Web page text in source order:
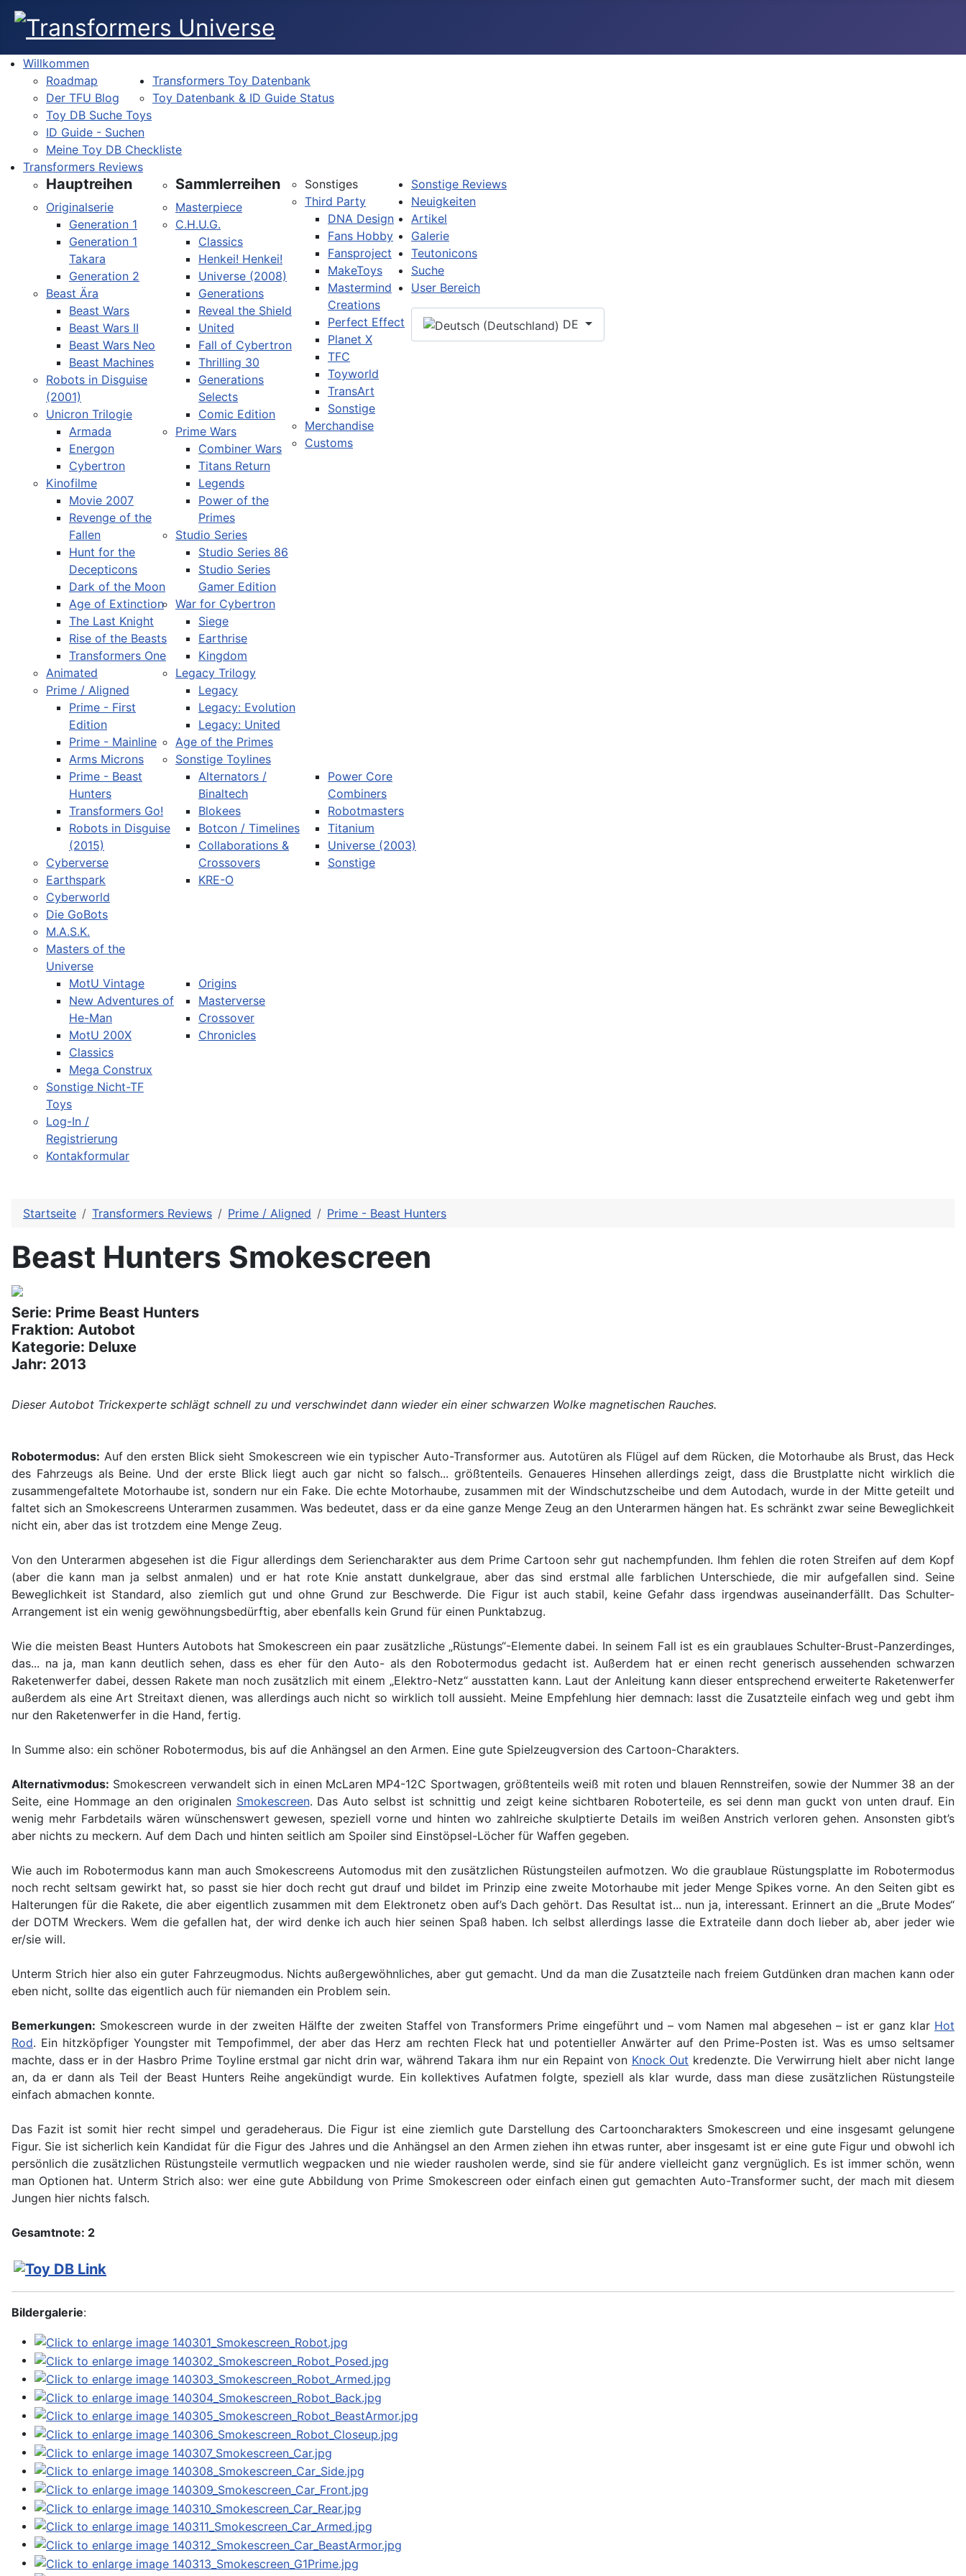
Willkommen
Roadmap
Der TFU Blog
Transformers Toy Datenbank
Toy Datenbank & ID Guide Status
Toy DB Suche Toys
ID Guide - Suchen
Meine Toy DB Checkliste
Transformers Reviews
Hauptreihen
Originalserie
Generation 1
Generation 1
Takara
Generation 2
Beast Ära
Beast Wars
Beast Wars II
Beast Wars Neo
Beast Machines
Robots in Disguise
(2001)
Unicron Trilogie
Armada
Energon
Cybertron
Kinofilme
Movie 2007
Revenge of the
Fallen
Hunt for the
Decepticons
Dark of the Moon
Age of Extinction
The Last Knight
Rise of the Beasts
Transformers One
Animated
Prime / Aligned
Prime - First
Edition
Prime - Mainline
Arms Microns
Prime - Beast
Hunters
Transformers Go!
Robots in Disguise
(2015)
Cyberverse
Earthspark
Cyberworld
Sammlerreihen
Masterpiece
C.H.U.G.
Classics
Henkei! Henkei!
Universe (2008)
Generations
Reveal the Shield
United
Fall of Cybertron
Thrilling 30
Generations
Selects
Comic Edition
Prime Wars
Combiner Wars
Titans Return
Legends
Power of the
Primes
Studio Series
Studio Series 86
Studio Series
Gamer Edition
War for Cybertron
Siege
Earthrise
Kingdom
Legacy Trilogy
Legacy
Legacy: Evolution
Legacy: United
Age of the Primes
Sonstige Toylines
Alternators /
Binaltech
Blokees
Botcon / Timelines
Collaborations &
Crossovers
KRE-O
Power Core
Combiners
Robotmasters
Titanium
Universe (2003)
Sonstige
Sonstiges
Third Party
DNA Design
Fans Hobby
Fansproject
MakeToys
Mastermind
Creations
Perfect Effect
Planet X
TFC
Toyworld
TransArt
Sonstige
Merchandise
Customs
Sonstige Reviews
Die GoBots
M.A.S.K.
Masters of the
Universe
MotU Vintage
New Adventures of
He-Man
MotU 200X
Classics
Mega Construx
Origins
Masterverse
Crossover
Chronicles
Sonstige Nicht-TF
Toys
Neuigkeiten
Artikel
Galerie
Teutonicons
Suche
User Bereich
Log-In /
Registrierung
Kontakformular
Sprache auswählen
DE
Startseite Transformers Reviews Prime / Aligned Prime - Beast Hunters
Beast Hunters Smokescreen
Serie: Prime Beast Hunters
Fraktion: Autobot
Kategorie: Deluxe
Jahr: 2013
Dieser Autobot Trickexperte schlägt schnell zu und verschwindet dann wieder ein einer schwarzen Wolke magnetischen Rauches.
Robotermodus: Auf den ersten Blick sieht Smokescreen wie ein typischer Auto-Transformer aus. Autotüren als Flügel auf dem Rücken, die Motorhaube als Brust, das Heck
des Fahrzeugs als Beine. Und der erste Blick liegt auch gar nicht so falsch... größtenteils. Genaueres Hinsehen allerdings zeigt, dass die Brustplatte nicht wirklich die
zusammengefaltete Motorhaube ist, sondern nur ein Fake. Die echte Motorhaube, zusammen mit der Windschutzscheibe und dem Autodach, wurde in der Mitte geteilt und
faltet sich an Smokescreens Unterarmen zusammen. Was bedeutet, dass er da eine ganze Menge Zeug an den Unterarmen hängen hat. Es schränkt zwar seine Beweglichkeit
nicht ein, aber das ist trotzdem eine Menge Zeug.
Von den Unterarmen abgesehen ist die Figur allerdings dem Seriencharakter aus dem Prime Cartoon sehr gut nachempfunden. Ihm fehlen die roten Streifen auf dem Kopf
(aber die kann man ja selbst anmalen) und er hat rote Knie anstatt dunkelgraue, aber das sind erstmal alle farblichen Unterschiede, die mir aufgefallen sind. Seine
Beweglichkeit ist Standard, also ziemlich gut und ohne Grund zur Beschwerde. Die Figur ist auch stabil, keine Gefahr dass irgendwas auseinanderfällt. Das Schulter-
Arrangement ist ein wenig gewöhnungsbedürftig, aber ebenfalls kein Grund für einen Punktabzug.
Wie die meisten Beast Hunters Autobots hat Smokescreen ein paar zusätzliche „Rüstungs“-Elemente dabei. In seinem Fall ist es ein graublaues Schulter-Brust-Panzerdinges,
das... na ja, man kann deutlich sehen, dass es eher für den Auto- als den Robotermodus gedacht ist. Außerdem hat er einen recht generisch aussehenden schwarzen
Raketenwerfer dabei, dessen Rakete man noch zusätzlich mit einem „Elektro-Netz“ ausstatten kann. Laut der Anleitung kann dieser entsprechend erweiterte Raketenwerfer
außerdem als eine Art Streitaxt dienen, was allerdings auch nicht so wirklich toll aussieht. Meine Empfehlung hier demnach: lasst die Zusatzteile einfach weg und gebt ihm
nur den Raketenwerfer in die Hand, fertig.
In Summe also: ein schöner Robotermodus, bis auf die Anhängsel an den Armen. Eine gute Spielzeugversion des Cartoon-Charakters.
Alternativmodus: Smokescreen verwandelt sich in einen McLaren MP4-12C Sportwagen, größtenteils weiß mit roten und blauen Rennstreifen, sowie der Nummer 38 an der
Seite, eine Hommage an den originalen Smokescreen. Das Auto selbst ist schnittig und zeigt keine sichtbaren Roboterteile, es sei denn man guckt von unten drauf. Ein
wenig mehr Farbdetails wären wünschenswert gewesen, speziell vorne und hinten wo zahlreiche skulptierte Details im weißen Anstrich verloren gehen. Ansonsten gibt’s
aber nichts zu meckern. Auf dem Dach und hinten seitlich am Spoiler sind Einstöpsel-Löcher für Waffen gegeben.
Wie auch im Robotermodus kann man auch Smokescreens Automodus mit den zusätzlichen Rüstungsteilen aufmotzen. Wo die graublaue Rüstungsplatte im Robotermodus
noch recht seltsam gewirkt hat, so passt sie hier doch recht gut drauf und bildet im Prinzip eine zweite Motorhaube mit jeder Menge Spikes vorne. An den Seiten gibt es
Halterungen für die Rakete, die aber eigentlich zusammen mit dem Elektronetz oben auf’s Dach gehört. Das Resultat ist... nun ja, interessant. Erinnert an die „Brute Modes“
der DOTM Wreckers. Wem die gefallen hat, der wird denke ich auch hier seinen Spaß haben. Ich selbst allerdings lasse die Extrateile dann doch lieber ab, aber jeder wie
er/sie will.
Unterm Strich hier also ein guter Fahrzeugmodus. Nichts außergewöhnliches, aber gut gemacht. Und da man die Zusatzteile nach freiem Gutdünken dran machen kann oder
eben nicht, sollte das eigentlich auch für niemanden ein Problem sein.
Bemerkungen: Smokescreen wurde in der zweiten Hälfte der zweiten Staffel von Transformers Prime eingeführt und – vom Namen mal abgesehen – ist er ganz klar Hot
Rod. Ein hitzköpfiger Youngster mit Tempofimmel, der aber das Herz am rechten Fleck hat und potentieller Anwärter auf den Prime-Posten ist. Was es umso seltsamer
machte, dass er in der Hasbro Prime Toyline erstmal gar nicht drin war, während Takara ihm nur ein Repaint von Knock Out kredenzte. Die Verwirrung hielt aber nicht lange
an, da er dann als Teil der Beast Hunters Reihe angekündigt wurde. Ein kollektives Aufatmen folgte, speziell als klar wurde, dass man diese zusätzlichen Rüstungsteile
einfach abmachen konnte.
Das Fazit ist somit hier recht simpel und geradeheraus. Die Figur ist eine ziemlich gute Darstellung des Cartooncharakters Smokescreen und eine insgesamt gelungene
Figur. Sie ist sicherlich kein Kandidat für die Figur des Jahres und die Anhängsel an den Armen ziehen ihn etwas runter, aber insgesamt ist er eine gute Figur und obwohl ich
persönlich die zusätzlichen Rüstungsteile vermutlich wegpacken und nie wieder rausholen werde, sind sie für andere vielleicht ganz vergnüglich. Es ist immer schön, wenn
man Optionen hat. Unterm Strich also: wer eine gute Abbildung von Prime Smokescreen oder einfach einen gut gemachten Auto-Transformer sucht, der mach mit diesem
Jungen hier nichts falsch.
Gesamtnote: 2
Bildergalerie: